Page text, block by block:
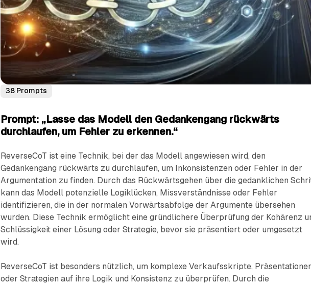
38 Prompts
Prompt: „Lasse das Modell den Gedankengang rückwärts
durchlaufen, um Fehler zu erkennen.“
ReverseCoT ist eine Technik, bei der das Modell angewiesen wird, den
Gedankengang rückwärts zu durchlaufen, um Inkonsistenzen oder Fehler in der
Argumentation zu finden. Durch das Rückwärtsgehen über die gedanklichen
kann das Modell potenzielle Logiklücken, Missverständnisse oder Fehler
identifizieren, die in der normalen Vorwärtsabfolge der Argumente übersehen
wurden. Diese Technik ermöglicht eine gründlichere Überprüfung der Kohärenz
Schlüssigkeit einer Lösung oder Strategie, bevor sie präsentiert oder umgesetzt
wird.
ReverseCoT ist besonders nützlich, um komplexe Verkaufsskripte,
oder Strategien auf ihre Logik und Konsistenz zu überprüfen. Durch die